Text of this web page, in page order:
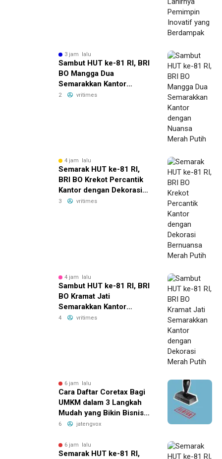
3 jam lalu
Sambut HUT ke-81 RI, BRI
BO Mangga Dua
Semarakkan Kantor
dengan Nuansa Merah
2 vritimes
4 jam lalu
Semarak HUT ke-81 RI,
BRI BO Krekot Percantik
Kantor dengan Dekorasi
Bernuansa Merah Putih
3 vritimes
4 jam lalu
Sambut HUT ke-81 RI, BRI
BO Kramat Jati
Semarakkan Kantor
dengan Dekorasi Merah
4 vritimes
6 jam lalu
Cara Daftar Coretax Bagi
UMKM dalam 3 Langkah
Mudah yang Bikin Bisnis
Anda Lebih
6 jatengvox
6 jam lalu
Semarak HUT ke-81 RI,